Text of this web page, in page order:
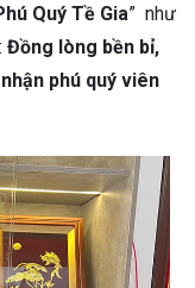
Quý Tề Gia” như
Đồng lòng bền bỉ,
phú quý viên